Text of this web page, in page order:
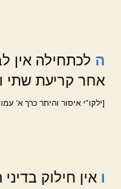
ה לכתחילה אין
אחר קריעת שתי
[ילקו"י איסור והיתר כרך א'
ו אין חילוק